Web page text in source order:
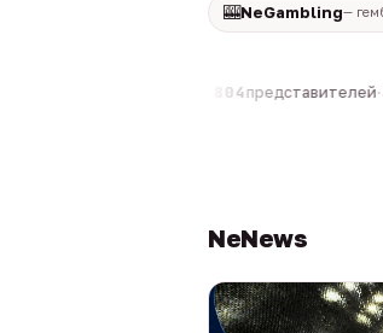
🎰NeGambling—
804представителей·
NeNews